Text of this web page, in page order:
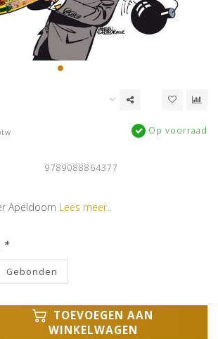
Op voorraad
9789088864377
Apeldoorn Lees meer..
*
Gebonden
TOEVOEGEN AAN
WINKELWAGEN